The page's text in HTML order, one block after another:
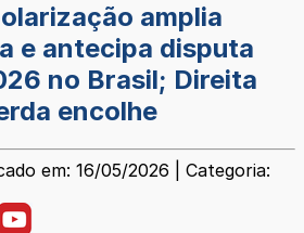
amplia
e antecipa disputa
no Brasil; Direita
encolhe
em: 16/05/2026 | Categoria: